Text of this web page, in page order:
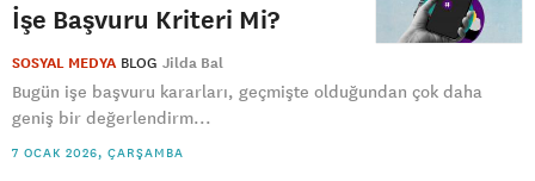
İşe Başvuru Kriteri Mi?
SOSYAL MEDYA BLOG Jilda Bal
Bugün işe başvuru kararları, geçmişte olduğundan çok daha
geniş bir değerlendirm...
7 OCAK 2026, ÇARŞAMBA